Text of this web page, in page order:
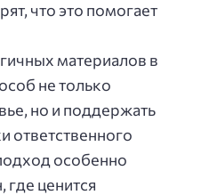
что это помогает
материалов в
не только
но и поддержать
ответственного
особенно
ценится